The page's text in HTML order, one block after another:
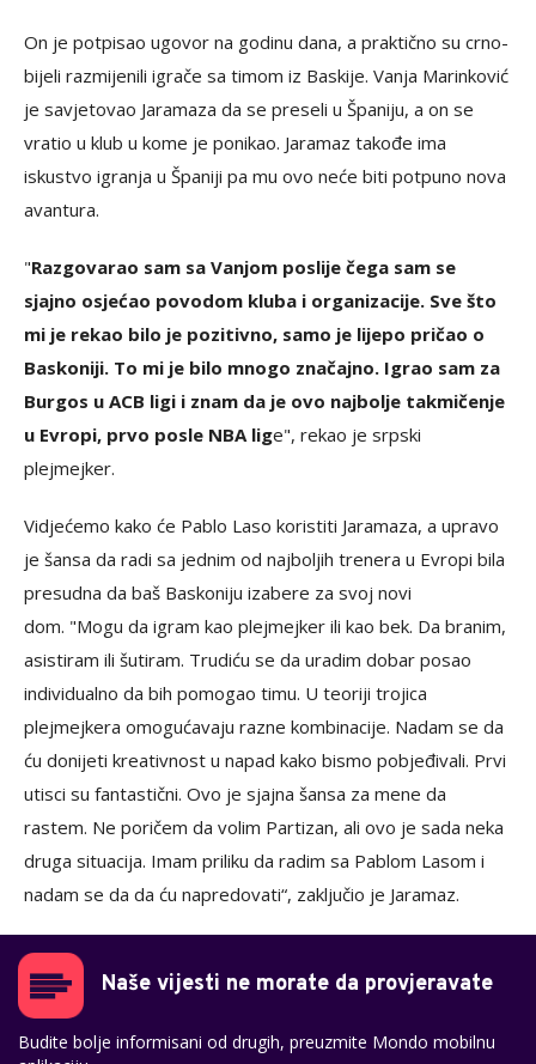
On je potpisao ugovor na godinu dana, a praktično su crno-
bijeli razmijenili igrače sa timom iz Baskije. Vanja Marinković
je savjetovao Jaramaza da se preseli u Španiju, a on se
vratio u klub u kome je ponikao. Jaramaz takođe ima
iskustvo igranja u Španiji pa mu ovo neće biti potpuno nova
avantura.
"Razgovarao sam sa Vanjom poslije čega sam se
sjajno osjećao povodom kluba i organizacije. Sve što
mi je rekao bilo je pozitivno, samo je lijepo pričao o
Baskoniji. To mi je bilo mnogo značajno. Igrao sam za
Burgos u ACB ligi i znam da je ovo najbolje takmičenje
u Evropi, prvo posle NBA lige", rekao je srpski
plejmejker.
Vidjećemo kako će Pablo Laso koristiti Jaramaza, a upravo
je šansa da radi sa jednim od najboljih trenera u Evropi bila
presudna da baš Baskoniju izabere za svoj novi
dom. "Mogu da igram kao plejmejker ili kao bek. Da branim,
asistiram ili šutiram. Trudiću se da uradim dobar posao
individualno da bih pomogao timu. U teoriji trojica
plejmejkera omogućavaju razne kombinacije. Nadam se da
ću donijeti kreativnost u napad kako bismo pobjeđivali. Prvi
utisci su fantastični. Ovo je sjajna šansa za mene da
rastem. Ne poričem da volim Partizan, ali ovo je sada neka
druga situacija. Imam priliku da radim sa Pablom Lasom i
nadam se da da ću napredovati“, zaključio je Jaramaz.
Naše vijesti ne morate da provjeravate
Budite bolje informisani od drugih, preuzmite Mondo mobilnu